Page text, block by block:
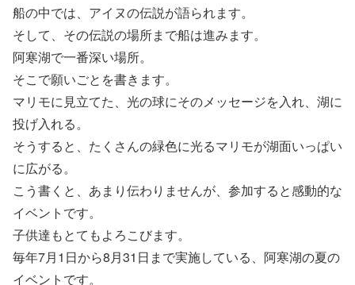
船の中では、アイヌの伝説が語られます。
そして、その伝説の場所まで船は進みます。
阿寒湖で一番深い場所。
そこで願いごとを書きます。
マリモに見立てた、光の球にそのメッセージを入れ、湖に
投げ入れる。
そうすると、たくさんの緑色に光るマリモが湖面いっぱい
に広がる。
こう書くと、あまり伝わりませんが、参加すると感動的な
イベントです。
子供達もとてもよろこびます。
毎年7月1日から8月31日まで実施している、阿寒湖の夏の
イベントです。